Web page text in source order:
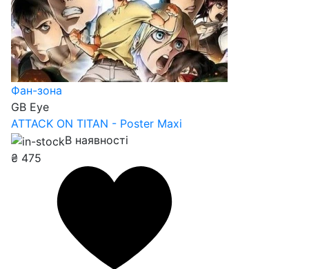
Фан-зона
GB Eye
ATTACK ON TITAN - Poster Maxi
В наявності
₴ 475